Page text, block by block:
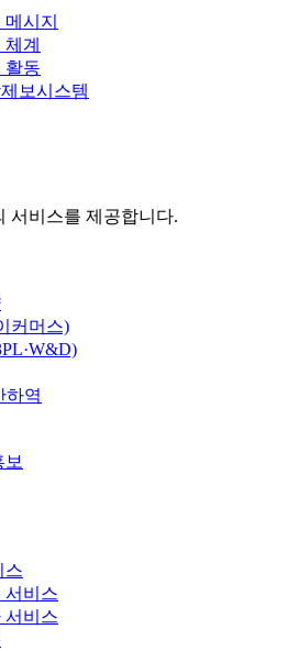
시지
계
활동
보시스템
서비스를 제공합니다.
커머스)
하역
보
스
서비스
서비스